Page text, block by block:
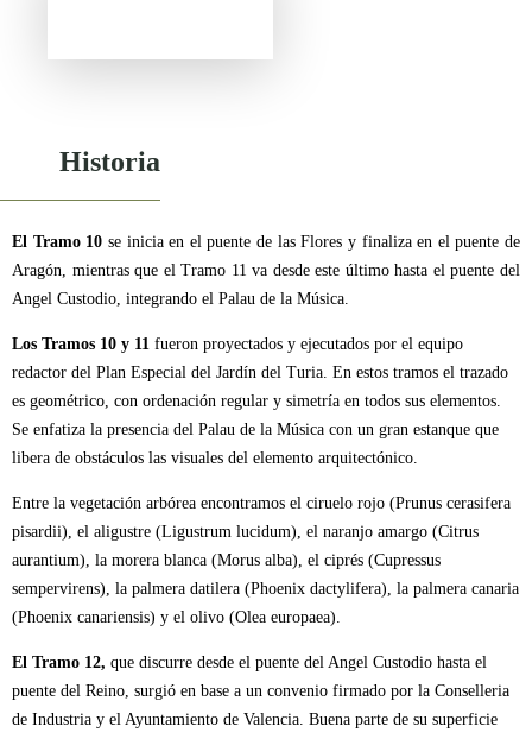
Historia
El Tramo 10 se inicia en el puente de las Flores y finaliza en el puente de
Aragón, mientras que el Tramo 11 va desde este último hasta el puente del
Angel Custodio, integrando el Palau de la Música.
Los Tramos 10 y 11 fueron proyectados y ejecutados por el equipo
redactor del Plan Especial del Jardín del Turia. En estos tramos el trazado
es geométrico, con ordenación regular y simetría en todos sus elementos.
Se enfatiza la presencia del Palau de la Música con un gran estanque que
libera de obstáculos las visuales del elemento arquitectónico.
Entre la vegetación arbórea encontramos el ciruelo rojo (Prunus cerasifera
pisardii), el aligustre (Ligustrum lucidum), el naranjo amargo (Citrus
aurantium), la morera blanca (Morus alba), el ciprés (Cupressus
sempervirens), la palmera datilera (Phoenix dactylifera), la palmera canaria
(Phoenix canariensis) y el olivo (Olea europaea).
El Tramo 12, que discurre desde el puente del Angel Custodio hasta el
puente del Reino, surgió en base a un convenio firmado por la Conselleria
de Industria y el Ayuntamiento de Valencia. Buena parte de su superficie